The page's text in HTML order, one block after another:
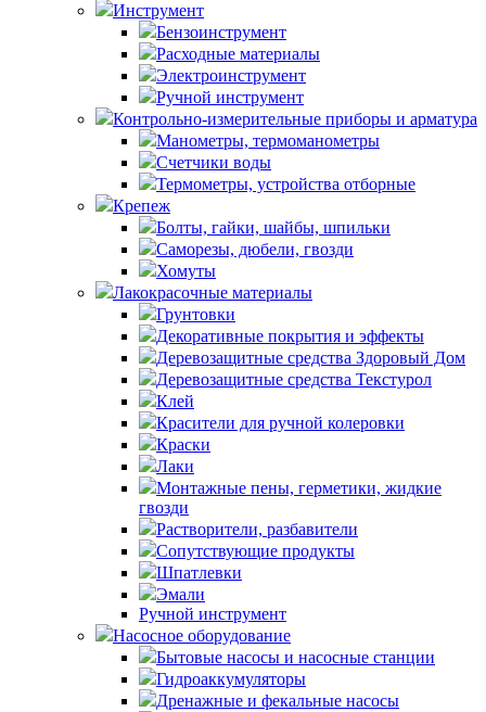
Инструмент
Бензоинструмент
Расходные материалы
Электроинструмент
Ручной инструмент
Контрольно-измерительные приборы и арматура
Манометры, термоманометры
Счетчики воды
Термометры, устройства отборные
Крепеж
Болты, гайки, шайбы, шпильки
Саморезы, дюбели, гвозди
Хомуты
Лакокрасочные материалы
Грунтовки
Декоративные покрытия и эффекты
Деревозащитные средства Здоровый Дом
Деревозащитные средства Текстурол
Клей
Красители для ручной колеровки
Краски
Лаки
Монтажные пены, герметики, жидкие
гвозди
Растворители, разбавители
Сопутствующие продукты
Шпатлевки
Эмали
Ручной инструмент
Насосное оборудование
Бытовые насосы и насосные станции
Гидроаккумуляторы
Дренажные и фекальные насосы